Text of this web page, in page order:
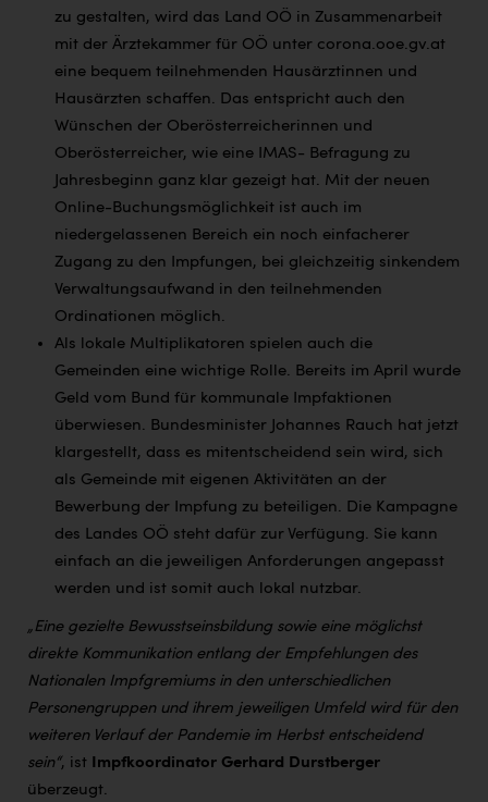
zu gestalten, wird das Land OÖ in Zusammenarbeit
mit der Ärztekammer für OÖ unter corona.ooe.gv.at
eine bequem teilnehmenden Hausärztinnen und
Hausärzten schaffen. Das entspricht auch den
Wünschen der Oberösterreicherinnen und
Oberösterreicher, wie eine IMAS- Befragung zu
Jahresbeginn ganz klar gezeigt hat. Mit der neuen
Online-Buchungsmöglichkeit ist auch im
niedergelassenen Bereich ein noch einfacherer
Zugang zu den Impfungen, bei gleichzeitig sinkendem
Verwaltungsaufwand in den teilnehmenden
Ordinationen möglich.
Als lokale Multiplikatoren spielen auch die
Gemeinden eine wichtige Rolle. Bereits im April wurde
Geld vom Bund für kommunale Impfaktionen
überwiesen. Bundesminister Johannes Rauch hat jetzt
klargestellt, dass es mitentscheidend sein wird, sich
als Gemeinde mit eigenen Aktivitäten an der
Bewerbung der Impfung zu beteiligen. Die Kampagne
des Landes OÖ steht dafür zur Verfügung. Sie kann
einfach an die jeweiligen Anforderungen angepasst
werden und ist somit auch lokal nutzbar.
„Eine gezielte Bewusstseinsbildung sowie eine möglichst
direkte Kommunikation entlang der Empfehlungen des
Nationalen Impfgremiums in den unterschiedlichen
Personengruppen und ihrem jeweiligen Umfeld wird für den
weiteren Verlauf der Pandemie im Herbst entscheidend
sein“, ist
Impfkoordinator Gerhard Durstberger
überzeugt.